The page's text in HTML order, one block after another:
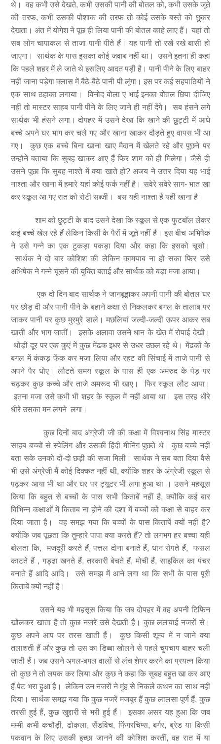
थे। वह कभी उसे देखते, कभी उसकी पानी की बोतल को, कभी उसके जूते
की तरफ, कभी उसकी पोशाक की तरफ तो कोई उसके बस्ते को छूकर
देखता। अंत में योगेश ने पूछ ही लिया पानी की बोतल काहे लाए हैं। यहां तो
सब लोग चापाकल से ताजा पानी पीते हैं। यह पानी तो रखे रखे बासी हो
जाएगा। सार्थक के पास इसका कोई जवाब नहीं था। उसने इतना ही कहा
कि पहले शहर में ले जाते थे इसलिए आदत पड़ी है। पानी पीने के लिए बाहर
नहीं जाना पड़ेगा क्लास में बैठे-बैठे पानी पी लूंगा। इस पर कई सहपाठियों ने
एक साथ ठहाका लगाया। विनोद बोला ए भाई इनका बोतल छिपा दीजिए
नहीं तो मास्टर साहब पानी पीने के लिए जाने ही नहीं देंगे। सब हंसने लगे
सार्थक भी हंसने लगा। दोपहर में उसने देखा कि खाने की छुट्टी में आधे
बच्चे अपने घर भाग कर चले गए और खाना खाकर दौड़ते हुए वापस भी आ
गए। कुछ एक बच्चे बिना खाना खाए मैदान में खेलते रहे और पूछने पर
उन्होंने बताया कि सुबह खाकर आए हैं फिर शाम को ही मिलेगा। जैसे ही
उसने पूछा कि सुबह नाश्ते में क्या खाते हो? अजय ने उत्तर दिया यह भाई
नाश्ता और खाना में हमारे यहां कोई फर्क नहीं है। सवेरे सवेरे साग- भात खा
कर स्कूल आ गए रात को रोटी सब्जी। बस यही नाश्ता है यही खाना है।
शाम को छुट्टी के बाद उसने देखा कि स्कूल से एक फुटबॉल लेकर
कई बच्चे खेल रहे हैं लेकिन किसी के पैरों में जूते नहीं है। इस बीच अभिषेक
ने उसे गन्ने का एक टुकड़ा पकड़ा दिया और कहा कि इसको चूसो।
सार्थक ने दो बार कोशिश की लेकिन कामयाब ना हो सका फिर उसे
अभिषेक ने गन्ने चूसने की युक्ति बताई और सार्थक को बड़ा मजा आया।
एक दो दिन बाद सार्थक ने जानबूझकर अपनी पानी की बोतल घर
पर छोड़ दी और पानी पीने के बहाने कक्षा से निकलकर बगल के तालाब पर
जाकर पानी पर कुछ मुरमुरे डाले। मछलियां जल्दी-जल्दी ऊपर आकर सब
खाती और भाग जातीं। इसके अलावा उसने धान के खेत में रोपाई देखी।
थोड़ी दूर पर एक कुएं में कुछ मेंढक इधर से उधर उछल रहे थे। मेंढकों के
बगल में कंकड़ फेंक कर मजा लिया और रहट की सिंचाई में ताजे पानी से
अपने पैर धोए। लौटते समय स्कूल के पास ही एक अमरुद के पेड़ पर
चढ़कर कुछ कच्चे और ताजे अमरूद भी खाए। फिर स्कूल लौट आया।
इतना मजा उसे कभी भी शहर के स्कूल में नहीं आया था। इस तरह धीरे
धीरे उसका मन लगने लगा।
कुछ दिनों बाद अंग्रेजी जी की कक्षा में विश्वनाथ सिंह मास्टर
साहब बच्चों से स्पेलिंग और उसकी हिंदी मीनिंग पूछते थे। कुछ बच्चे नहीं
बता सके उनको दो-दो छड़ी की सजा मिली। सार्थक ने सब बता दिया वैसे
भी उसे अंग्रेजी मैं कोई दिक्कत नहीं थी, क्योंकि शहर के अंग्रेजी स्कूल से
पढ़कर आया भी था और घर पर ट्यूटर भी लगा हुआ था । उसने महसूस
किया कि बहुत से बच्चों के पास सभी किताबें नहीं है, क्योंकि कई बार
विभिन्न कक्षाओं में किताब ना होने की दशा में बच्चों को कक्षा से बाहर कर
दिया जाता है। वह समझ गया कि बच्चों के पास किताबें क्यों नहीं है?
क्योंकि जब पूछता कि तुम्हारे पापा क्या करते हैं? तो लगभग हर बच्चा यही
बोलता कि, मजदूरी करते हैं, पत्तल दोना बनाते हैं, धान रोपते हैं, फसल
काटते हैं , गड्ढा खनते हैं, तरकारी बेचते हैं, मोची हैं, साइकिल का पंचर
बनाते हैं आदि आदि। उसे समझ में आने लगा था कि सभी के पास पूरी
किताबें क्यों नहीं है।
उसने यह भी महसूस किया कि जब दोपहर में वह अपनी टिफिन
खोलकर खाता है तो कुछ नजरें उसे देखती हैं। कुछ ललचाई नजरों से।
कुछ अपने आप पर तरस खाती हैं। कुछ किसी शून्य में न जाने क्या
तलाशती हैं और कुछ तो उस का डिब्बा खोलने से पहले चुपचाप बाहर चली
जाती हैं। जब उसने अगल-बगल वालों से लंच शेयर करने का प्रयत्न किया
तो कुछ ने तो लपक कर लिया और कुछ ने कहा कि सुबह बहुत खा कर आए
हैं पेट भरा हुआ है। लेकिन उन नजरों ने मुंह से निकले कथन का साथ नहीं
दिया। सार्थक समझ गया कि कुछ नजरें मजबूर हैं कुछ लालसा पूर्ण हैं, कुछ
तरसी हुई हैं, कुछ खुद्दारी से भरी हुई हैं। इसका असर यह हुआ कि जब
मम्मी कभी कचौड़ी, ढोकला, सैंडविच, फिंगरचिप्स, बर्गर, ब्रेड या किसी
पकवान के लिए उसकी इच्छा जानने की कोशिश करतीं, वह रात में या